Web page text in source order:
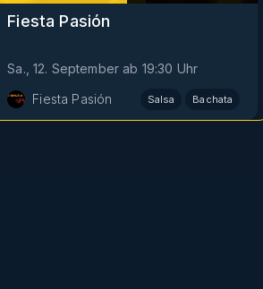
Fiesta Pasión
Sa., 12. September ab 19:30 Uhr
Fiesta Pasión
Salsa Bachata